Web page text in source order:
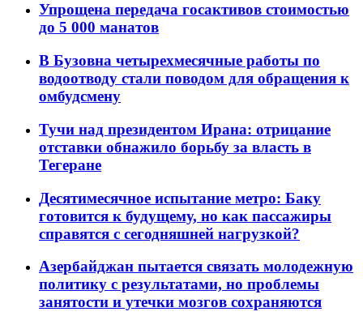
Упрощена передача госактивов стоимостью
до 5 000 манатов
В Бузовна четырехмесячные работы по
водоотводу стали поводом для обращения к
омбудсмену
Тучи над президентом Ирана: отрицание
отставки обнажило борьбу за власть в
Тегеране
Десятимесячное испытание метро: Баку
готовится к будущему, но как пассажиры
справятся с сегодняшней нагрузкой?
Азербайджан пытается связать молодежную
политику с результатами, но проблемы
занятости и утечки мозгов сохраняются